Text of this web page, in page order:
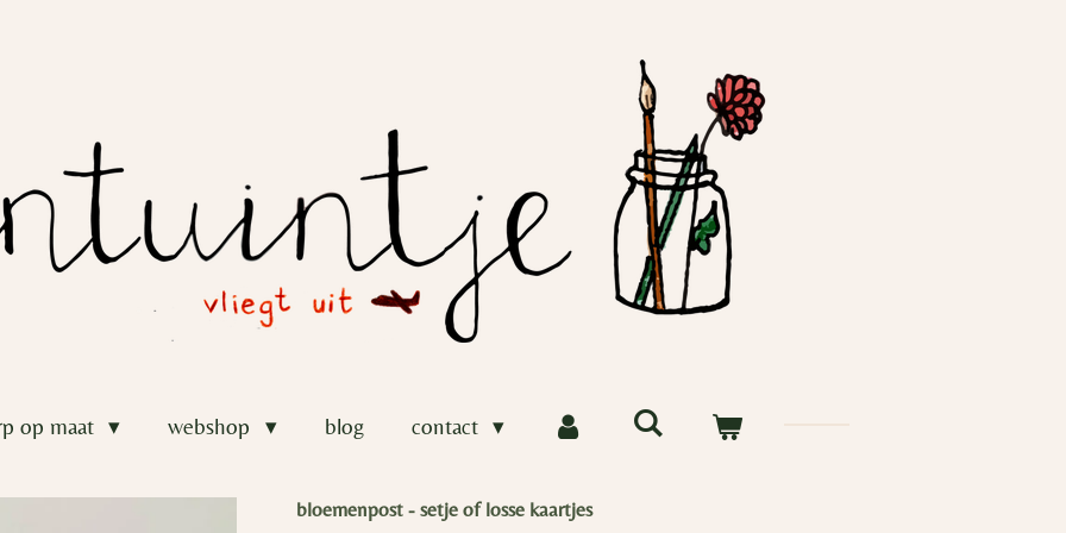
op maat webshop blog contact
bloemenpost - setje of losse kaartjes